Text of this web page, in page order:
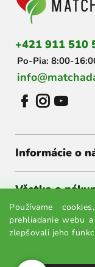
Používame
prehliadanie webu
zlepšovali jeho
+421 911 510
Po-Pia: 8:00-
Informácie o
Všetko o
Získajte akcie